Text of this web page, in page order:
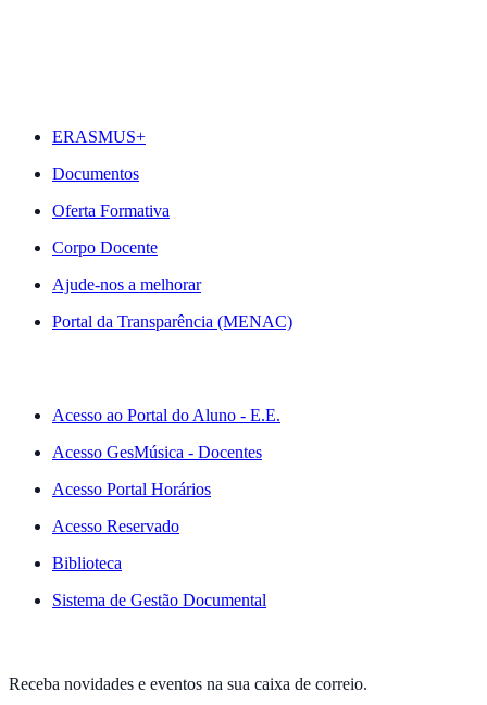
ERASMUS+
Documentos
Oferta Formativa
Corpo Docente
Ajude-nos a melhorar
Portal da Transparência (MENAC)
Acesso ao Portal do Aluno - E.E.
Acesso GesMúsica - Docentes
Acesso Portal Horários
Acesso Reservado
Biblioteca
Sistema de Gestão Documental
Receba novidades e eventos na sua caixa de correio.